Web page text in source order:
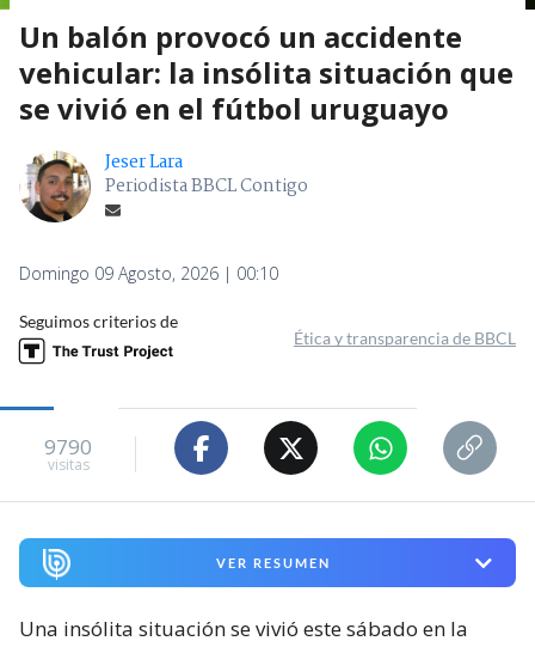
Un balón provocó un accidente
vehicular: la insólita situación que
se vivió en el fútbol uruguayo
Jeser Lara
Periodista BBCL Contigo
Domingo 09 Agosto, 2026 | 00:10
Seguimos criterios de
Ética y transparencia de BBCL
9790
visitas
VER RESUMEN
Una insólita situación se vivió este sábado en la